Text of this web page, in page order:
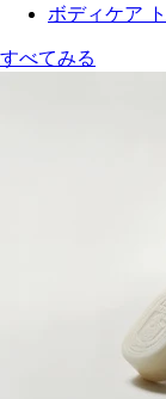
ボディケア
すべてみる